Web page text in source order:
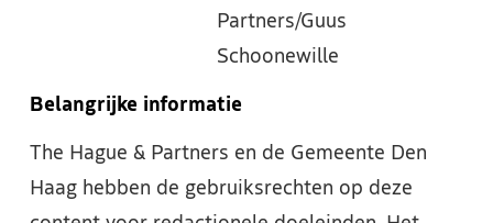
Partners/Guus
Schoonewille
Belangrijke informatie
The Hague & Partners en de Gemeente Den
Haag hebben de gebruiksrechten op deze